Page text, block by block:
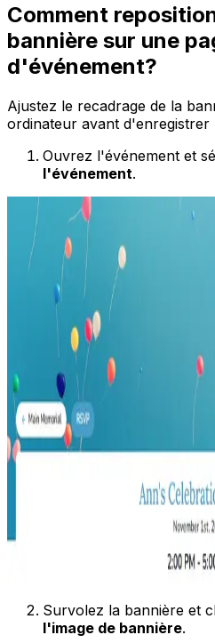
Comment
bannière sur une
d'événement?
Ajustez le recadrage de la
ordinateur avant d'enregistrer
Ouvrez l'événement et
l'événement.
Survolez la bannière et
l'image de bannière.